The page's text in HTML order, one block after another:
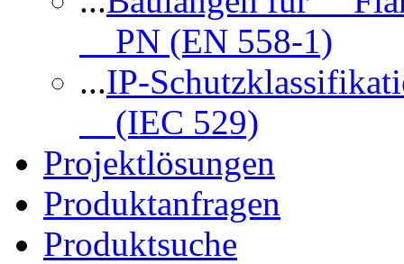
PN (EN 558-1)
...IP-
(IEC 529)
Projektlösungen
Produktanfragen
Produktsuche